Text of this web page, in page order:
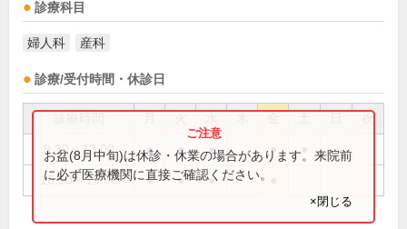
診療科目
婦人科 産科
診療/受付時間・休診日
祝
9:30～13:00 ● ● ● ●
16:00～19:00 ● ● ●
お盆(8月中旬)は休診・休業の場合があります。来院前
に必ず医療機関に直接ご確認ください。
×閉じる